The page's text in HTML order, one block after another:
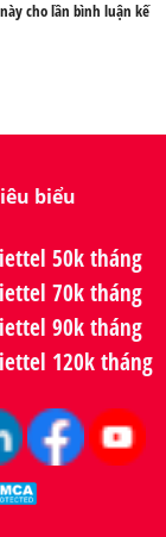
cho lần bình luận kế
biểu
50k tháng
70k tháng
90k tháng
120k tháng